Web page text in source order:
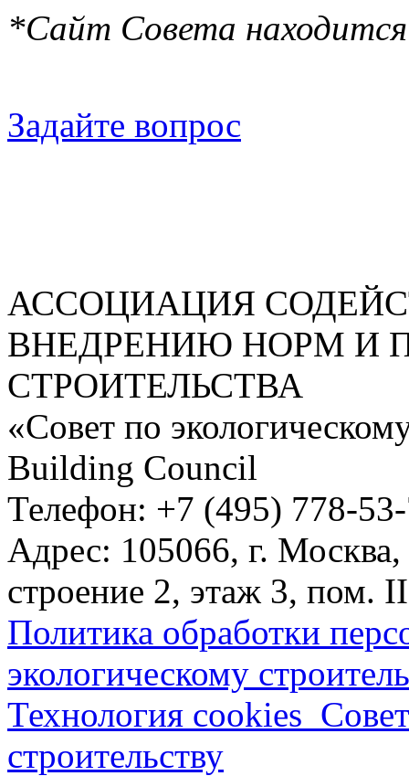
*Сайт Совета находится
Задайте вопрос
АССОЦИАЦИЯ
ВНЕДРЕНИЮ НОРМ И
СТРОИТЕЛЬСТВА
«Совет по
Building Council
Телефон: +7 (495) 778-
Адрес: 105066, г.
строение 2, этаж 3, пом.
Политика обработки
экологическому
Технология
строительству